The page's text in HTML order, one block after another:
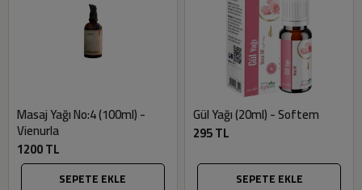
Masaj Yağı No:4 (100ml) -
Vienurla
1200 TL
SEPETE EKLE
Gül Yağı (20ml) - Softem
295 TL
SEPETE EKLE